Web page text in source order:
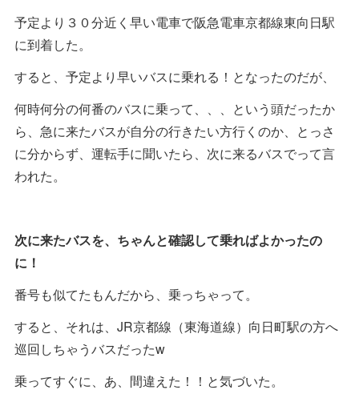
予定より３０分近く早い電車で阪急電車京都線東向日駅
に到着した。
すると、予定より早いバスに乗れる！となったのだが、
何時何分の何番のバスに乗って、、、という頭だったか
ら、急に来たバスが自分の行きたい方行くのか、とっさ
に分からず、運転手に聞いたら、次に来るバスでって言
われた。
次に来たバスを、ちゃんと確認して乗ればよかったの
に！
番号も似てたもんだから、乗っちゃって。
すると、それは、JR京都線（東海道線）向日町駅の方へ
巡回しちゃうバスだったw
乗ってすぐに、あ、間違えた！！と気づいた。